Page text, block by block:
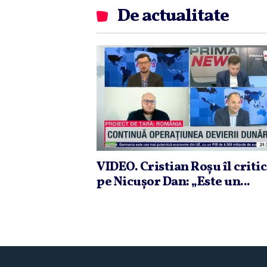
De actualitate
VIDEO. Cristian Roşu îl
pe Nicuşor Dan: „Este un...